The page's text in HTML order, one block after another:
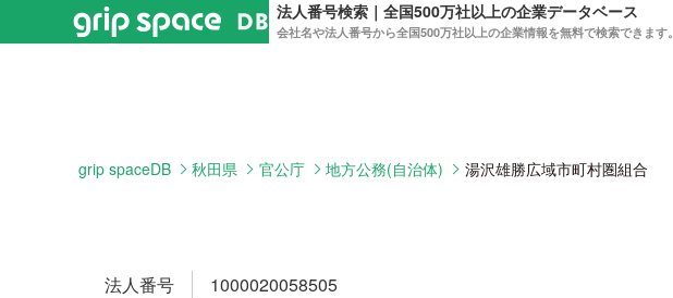
法人番号検索｜全国500万社以上の企業データベース
会社名や法人番号から全国500万社以上の企業情報を無料で検索できます。
grip spaceDB 秋田県 官公庁 地方公務(自治体) 湯沢雄勝広域市町村圏組合
法人番号 1000020058505